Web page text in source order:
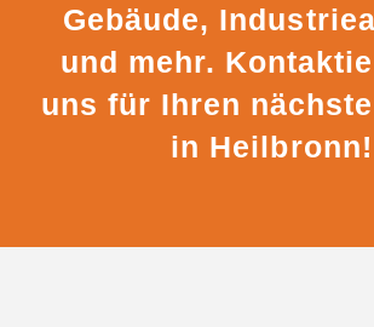
Gebäude,
und mehr.
uns für Ihren
in Heilbronn!